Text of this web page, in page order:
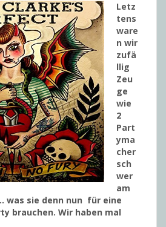
Letz
tens
ware
n wir
zufä
llig
Zeu
ge
wie
2
Part
yma
cher
sch
wer
am
was sie denn nun für eine
brauchen. Wir haben mal